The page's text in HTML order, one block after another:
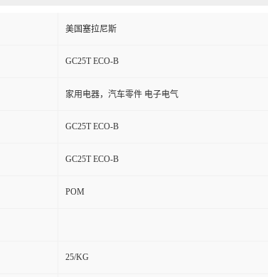
美国塞拉尼斯
GC25T ECO-B
家用电器，汽车零件 电子电气
GC25T ECO-B
GC25T ECO-B
POM
25/KG